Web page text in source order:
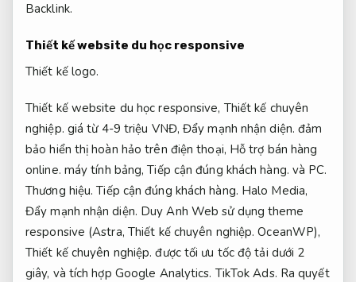
Backlink.
Thiết kế website du học responsive
Thiết kế logo.
Thiết kế website du học responsive, Thiết kế chuyên
nghiệp. giá từ 4-9 triệu VNĐ,Đẩy mạnh nhận diện. đảm
bảo hiển thị hoàn hảo trên điện thoại, Hỗ trợ bán hàng
online. máy tính bảng,Tiếp cận đúng khách hàng. và PC.
Thương hiệu. Tiếp cận đúng khách hàng. Halo Media,
Đẩy mạnh nhận diện. Duy Anh Web sử dụng theme
responsive (Astra, Thiết kế chuyên nghiệp. OceanWP),
Thiết kế chuyên nghiệp. được tối ưu tốc độ tải dưới 2
giây, và tích hợp Google Analytics. TikTok Ads. Ra quyết